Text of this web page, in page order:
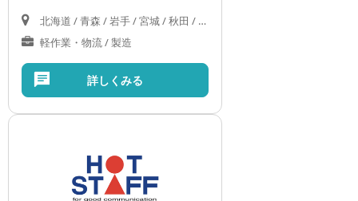
北海道 / 青森 / 岩手 / 宮城 / 秋田 / 山形 / 福島 / 茨城 / 栃木 / 群馬 / 埼玉 / 千葉 / 東京 / 神奈川 / 新潟 / 富山 / 石川 / 福井 / 山梨 / 長野 / 岐阜 / 静岡 / 愛知 / 三重 / 滋賀 / 京都 / 大阪 / 兵庫 / 奈良 / 和歌山 / 鳥取 / 島根 / 岡山 / 広島 / 山口 / 徳島 / 愛媛 / 香川 / 高知 / 福岡 / 佐賀 / 長崎 / 熊本 / 大分 / 宮崎 / 鹿児島 / 沖縄
軽作業・物流 / 製造
詳しくみる